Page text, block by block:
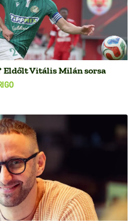
Eldőlt Vitális Milán sorsa